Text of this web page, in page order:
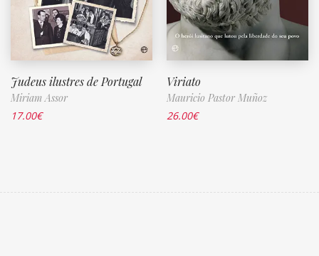
Judeus ilustres de Portugal
Miriam Assor
17.00€
Viriato
Mauricio Pastor Muñoz
26.00€